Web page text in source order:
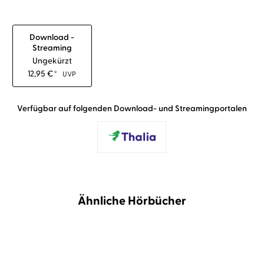
Download -
Streaming
Ungekürzt
12,95€* UVP
Verfügbar auf folgenden Download- und Streamingportalen
Ähnliche Hörbücher